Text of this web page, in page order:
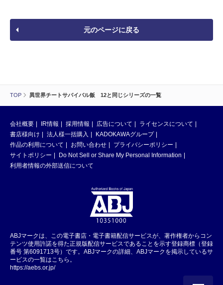
TOP 異世界チートサバイバル飯 12と同じシリーズの一覧
元のページに戻る
会社概要 IR情報 採用情報 広告について
ライセンスについて
書店様向け
法人様一括購入
KADOKAWAグループ
作品の利用について
お問い合わせ
プライバシーポリシー
サイトポリシー
Do Not Sell or Share My Personal Information
利用者情報の外部送信について
ABJマークは、この電子書店・電子書籍配信サービスが、著作権者からコン
テンツ使用許諾を得た正規版配信サービスであることを示す登録商標（登録
番号 第6091713号）です。ABJマークの詳細、ABJマークを掲示しているサ
ービスの一覧はこちら。
https://aebs.or.jp/